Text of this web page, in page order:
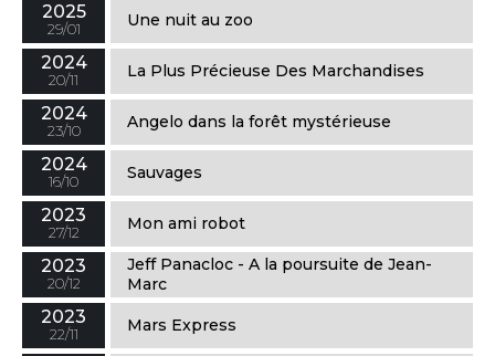
2025
29/01 Une nuit au zoo
2024
20/11 La Plus Précieuse Des Marchandises
2024
23/10 Angelo dans la forêt mystérieuse
2024
16/10 Sauvages
2023
27/12 Mon ami robot
2023
20/12
Jeff Panacloc - A la poursuite de Jean-
Marc
2023
22/11 Mars Express